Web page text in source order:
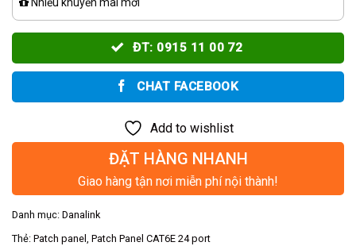
ĐT: 0915 11 00 72
CHAT FACEBOOK
Add to wishlist
ĐẶT HÀNG NHANH
Giao hàng tận nơi miễn phí nội thành!
Danh mục: Danalink
Thẻ: Patch panel Patch Panel CAT6E 24 port